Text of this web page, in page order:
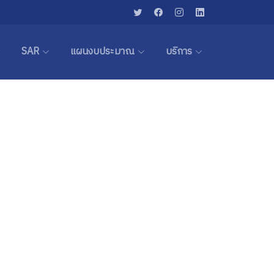
SAR แผนงบประมาณ บริการ